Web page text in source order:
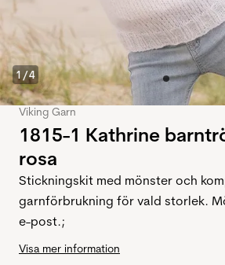
1/4
Viking Garn
1815-1 Kathrine
rosa
Stickningskit med mönster och
garnförbrukning för vald storlek.
e-post.;
Visa mer information